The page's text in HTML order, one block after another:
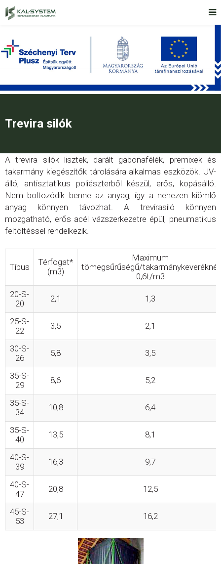
Trevira silók
A trevira silók lisztek, darált gabonafélék, premixek és
takarmány kiegészítők tárolására alkalmas eszközök. UV-
álló, antisztatikus poliészterből készül, erős, kopásálló.
Nem boltozódik benne az anyag, így a nehezen kiömlő
anyag könnyen távozhat. A trevirasiló könnyen
mozgatható, erős acél vázszerkezetre épül, pneumatikus
feltöltéssel rendelkezik.
Típus
Térfogat*
(m3)
Maximum
tömegsűrűségű/takarmánykeveréknél
0,6t/m3
20-S-
20
2,1 1,3
25-S-
22
3,5 2,1
30-S-
26
5,8 3,5
35-S-
29
8,6 5,2
35-S-
34
10,8 6,4
35-S-
40
13,5 8,1
40-S-
39
16,3 9,7
40-S-
47
20,8 12,5
45-S-
53
27,1 16,2